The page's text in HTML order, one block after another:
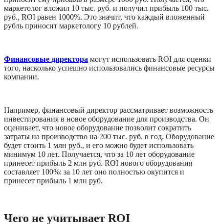
маркетолог вложил 10 тыс. руб. и получил прибыль 100 тыс.
руб., ROI равен 1000%. Это значит, что каждый вложенный
рубль приносит маркетологу 10 рублей.
Финансовые директора могут использовать ROI для оценки
того, насколько успешно использовались финансовые ресурсы
компании.
Например, финансовый директор рассматривает возможность
инвестирования в новое оборудование для производства. Он
оценивает, что новое оборудование позволит сократить
затраты на производство на 200 тыс. руб. в год. Оборудование
будет стоить 1 млн руб., и его можно будет использовать
минимум 10 лет. Получается, что за 10 лет оборудование
принесет прибыль 2 млн руб. ROI нового оборудования
составляет 100%: за 10 лет оно полностью окупится и
принесет прибыль 1 млн руб.
Чего не учитывает ROI